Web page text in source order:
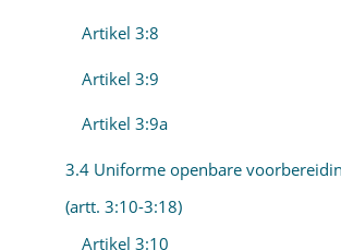
Artikel 3:8
Artikel 3:9
Artikel 3:9a
3.4 Uniforme openbare
(artt. 3:10-3:18)
Artikel 3:10